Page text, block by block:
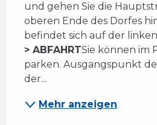
und gehen Sie die
oberen Ende des Dorfes
befindet sich auf der linken
> ABFAHRTSie können im
parken. Ausgangspunkt
der...
Mehr anzeigen